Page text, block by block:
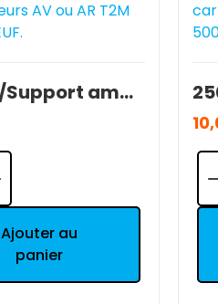
221830/Support amortisseurs AV ou AR T2M Image NEUF.
Ajouter au
panier